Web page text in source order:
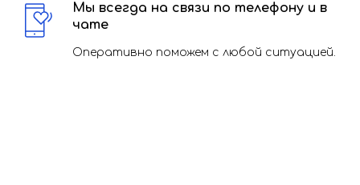
Мы всегда на связи по телефону и в
чате
Оперативно поможем с любой ситуацией.